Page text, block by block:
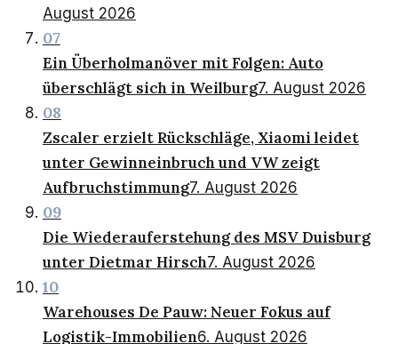
August 2026
07
Ein Überholmanöver mit Folgen: Auto
überschlägt sich in Weilburg7. August 2026
08
Zscaler erzielt Rückschläge, Xiaomi leidet
unter Gewinneinbruch und VW zeigt
Aufbruchstimmung7. August 2026
09
Die Wiederauferstehung des MSV Duisburg
unter Dietmar Hirsch7. August 2026
10
Warehouses De Pauw: Neuer Fokus auf
Logistik-Immobilien6. August 2026